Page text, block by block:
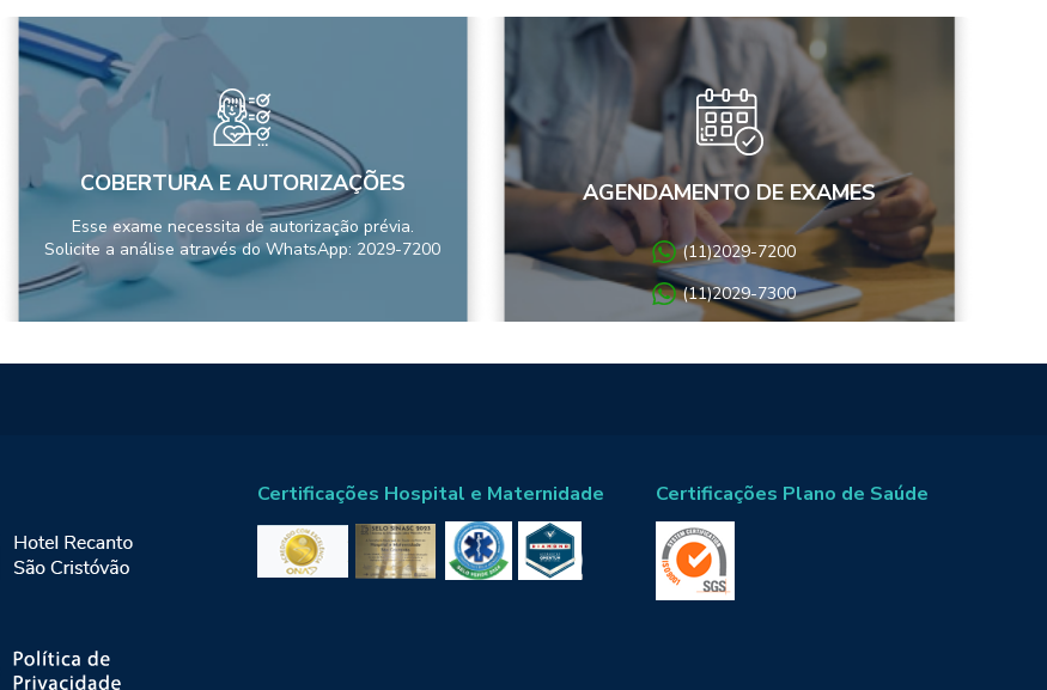
COBERTURA E AUTORIZAÇÕES
Esse exame necessita de autorização prévia.
Solicite a análise através do WhatsApp: 2029-7200
AGENDAMENTO DE EXAMES
(11)2029-7200
(11)2029-7300
Certificações Hospital e Maternidade Certificações Plano de Saúde